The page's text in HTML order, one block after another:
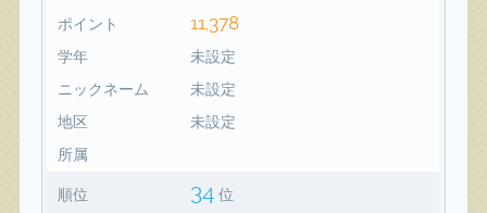
ポイント 11,378
学年
未設定
ニックネーム
未設定
地区
未設定
所属
順位 34 位